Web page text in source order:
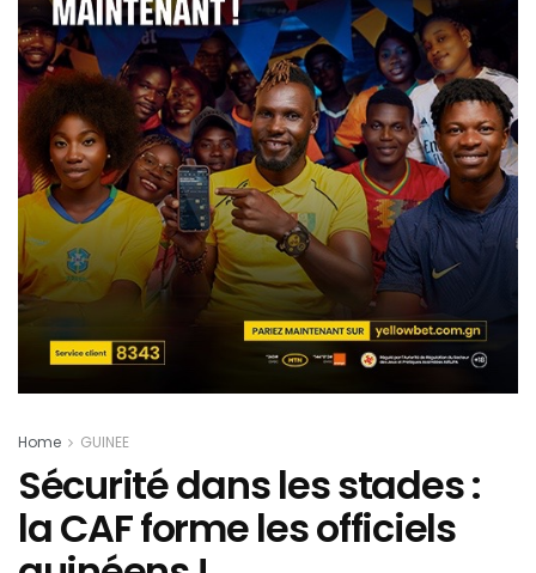
Home GUINEE
Sécurité dans les stades :
la CAF forme les officiels